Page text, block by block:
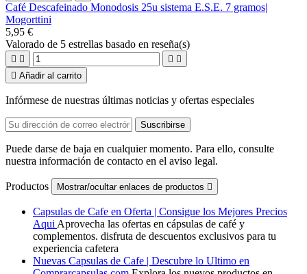
Café Descafeinado Monodosis 25u sistema E.S.E. 7 gramos|
Mogorttini
5,95 €
Valorado de 5 estrellas basado en reseña(s)
   
 Añadir al carrito
Infórmese de nuestras últimas noticias y ofertas especiales
Puede darse de baja en cualquier momento. Para ello, consulte
nuestra información de contacto en el aviso legal.
Productos Mostrar/ocultar enlaces de productos 
Capsulas de Cafe en Oferta | Consigue los Mejores Precios
Aqui Aprovecha las ofertas en cápsulas de café y
complementos. disfruta de descuentos exclusivos para tu
experiencia cafetera
Nuevas Capsulas de Cafe | Descubre lo Ultimo en